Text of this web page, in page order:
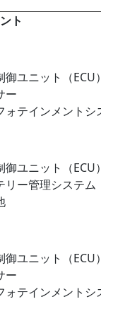
ト
御ユニット（ECU）
ー
ォテインメントシス
御ユニット（ECU）
リー管理システム
御ユニット（ECU）
ー
ォテインメントシス